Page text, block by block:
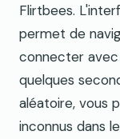
Flirtbees.
permet de
connecter avec
quelques
aléatoire, vous
inconnus dans